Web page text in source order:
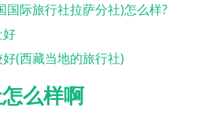
国际旅行社拉萨分社)怎么样?
好
(西藏当地的旅行社)
么样啊